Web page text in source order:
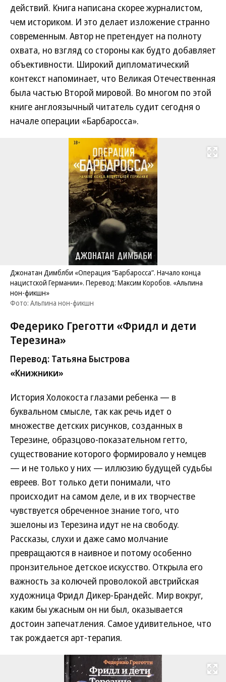
действий. Книга написана скорее журналистом,
чем историком. И это делает изложение странно
современным. Автор не претендует на полноту
охвата, но взгляд со стороны как будто добавляет
объективности. Широкий дипломатический
контекст напоминает, что Великая Отечественная
была частью Второй мировой. Во многом по этой
книге англоязычный читатель судит сегодня о
начале операции «Барбаросса».
Развернуть
Джонатан Димблби «Операция “Барбаросса”. Начало конца
нацистской Германии». Перевод: Максим Коробов. «Альпина
нон-фикшн»
Фото: Альпина нон-фикшн
Федерико Греготти «Фридл и дети
Терезина»
Перевод: Татьяна Быстрова
«Книжники»
История Холокоста глазами ребенка — в
буквальном смысле, так как речь идет о
множестве детских рисунков, созданных в
Терезине, образцово-показательном гетто,
существование которого формировало у немцев
— и не только у них — иллюзию будущей судьбы
евреев. Вот только дети понимали, что
происходит на самом деле, и в их творчестве
чувствуется обреченное знание того, что
эшелоны из Терезина идут не на свободу.
Рассказы, слухи и даже само молчание
превращаются в наивное и потому особенно
пронзительное детское искусство. Открыла его
важность за колючей проволокой австрийская
художница Фридл Дикер-Брандейс. Мир вокруг,
каким бы ужасным он ни был, оказывается
достоин запечатления. Самое удивительное, что
так рождается арт-терапия.
Развернуть